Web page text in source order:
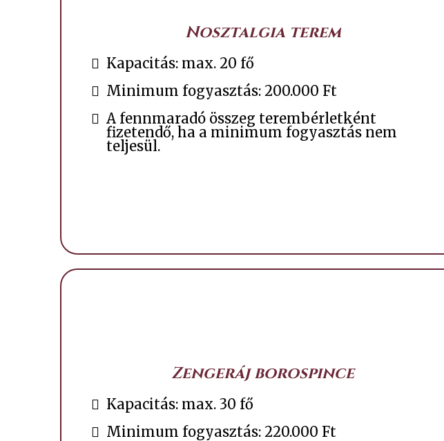
Nosztalgia terem
Kapacitás: max. 20 fő
Minimum fogyasztás: 200.000 Ft
A fennmaradó összeg terembérletként
fizetendő, ha a minimum fogyasztás nem
teljesül.
Zengeráj borospince
Kapacitás: max. 30 fő
Minimum fogyasztás: 220.000 Ft